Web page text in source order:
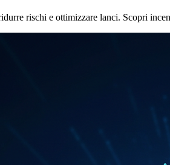
rischi e ottimizzare lanci. Scopri